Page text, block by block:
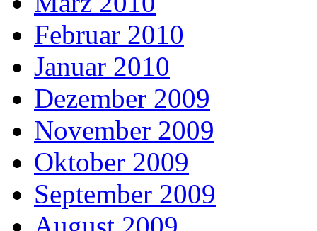
Februar 2010
Januar 2010
Dezember 2009
November 2009
Oktober 2009
September 2009